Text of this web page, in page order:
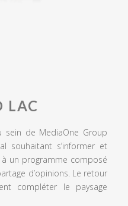
LAC
de MediaOne Group
souhaitant s’informer et
un programme composé
d’opinions. Le retour
compléter le paysage